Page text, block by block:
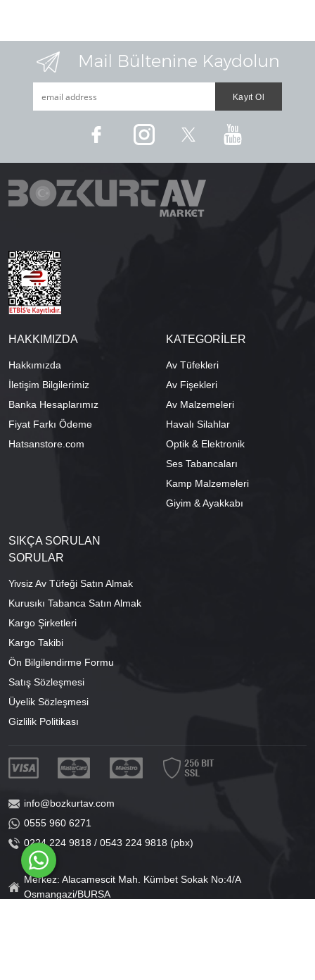
HAKKIMIZDA
Hakkımızda
İletişim Bilgilerimiz
Banka Hesaplarımız
Fiyat Farkı Ödeme
Hatsanstore.com
KATEGORİLER
Av Tüfekleri
Av Fişekleri
Av Malzemeleri
Havalı Silahlar
Optik & Elektronik
Ses Tabancaları
Kamp Malzemeleri
Giyim & Ayakkabı
SIKÇA SORULAN
SORULAR
Yivsiz Av Tüfeği Satın Almak
Kurusıkı Tabanca Satın Almak
Kargo Şirketleri
Kargo Takibi
Ön Bilgilendirme Formu
Satış Sözleşmesi
Üyelik Sözleşmesi
Gizlilik Politikası
info@bozkurtav.com
0555 960 6271
0224 224 9818 / 0543 224 9818 (pbx)
Merkez: Alacamescit Mah. Kümbet Sokak No:4/A
Osmangazi/BURSA